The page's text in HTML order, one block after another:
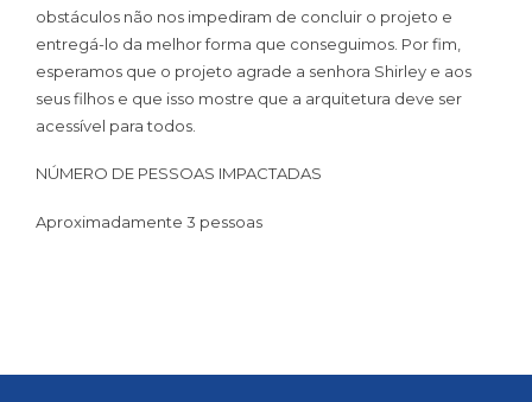
obstáculos não nos impediram de concluir o projeto e
entregá-lo da melhor forma que conseguimos. Por fim,
esperamos que o projeto agrade a senhora Shirley e aos
seus filhos e que isso mostre que a arquitetura deve ser
acessível para todos.
NÚMERO DE PESSOAS IMPACTADAS
Aproximadamente 3 pessoas